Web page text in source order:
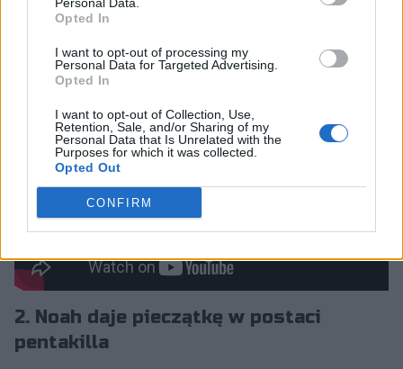
Opted In
I want to opt-out of processing my
Personal Data for Targeted Advertising.
Opted In
I want to opt-out of Collection, Use,
Retention, Sale, and/or Sharing of my
Personal Data that Is Unrelated with the
Purposes for which it was collected.
Opted Out
CONFIRM
Lot dowiódł, że tak nie jest. Znakomicie wyminął
większość umiejętności przeciwników, a potem zdołał
nawet odwrócić sytuację. Finalnie w całym tym
ambarasie upadł Martin "Yike" Sundelin, a Yıldız
utrzymał się przy życiu. Zadanie zostało zatem
wykonane na piątkę z plusem.
2. Noah daje pieczątkę w postaci
pentakilla